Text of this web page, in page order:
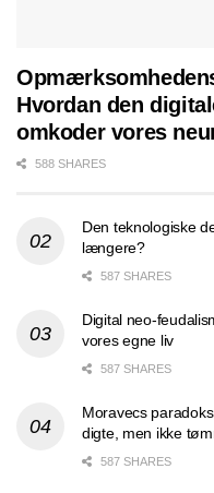
Hvordan den
omkoder vores
588 SHARES
Den teknologiske
længere?
587 SHARES
Digital neo-
vores egne liv
587 SHARES
Moravecs
digte, men ikke
587 SHARES